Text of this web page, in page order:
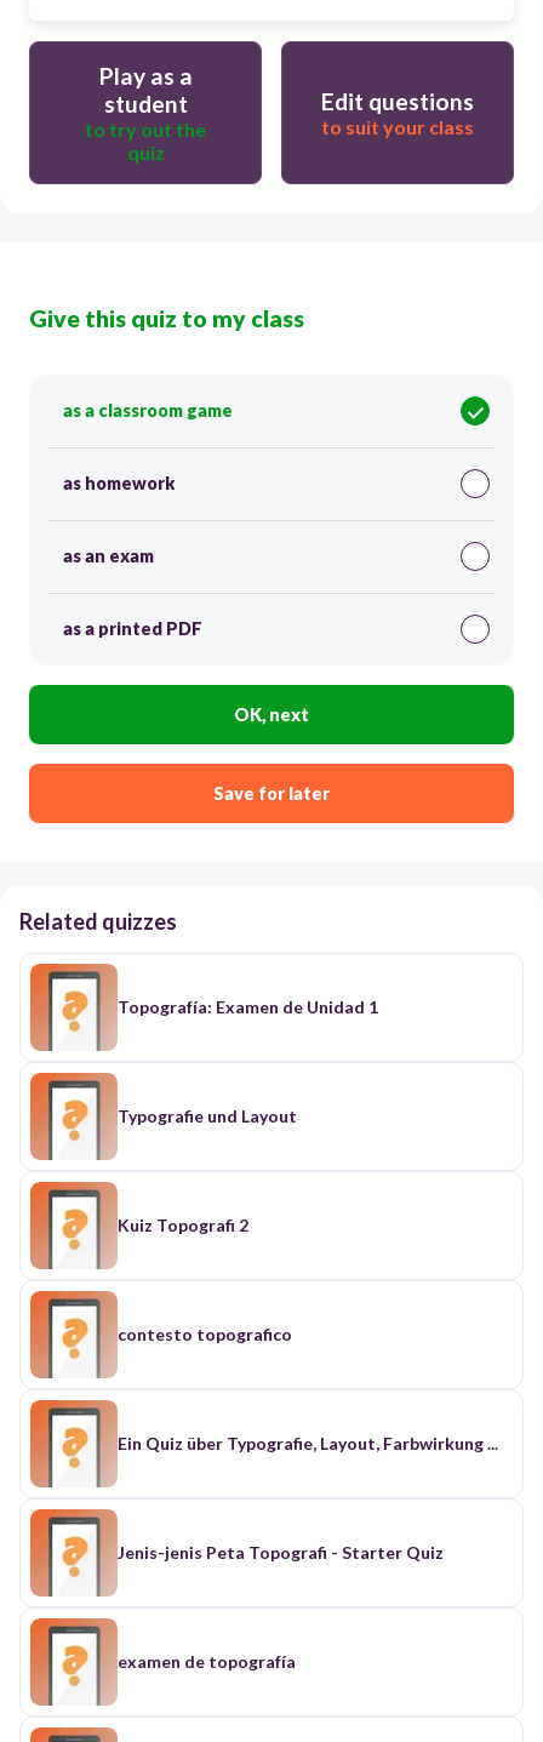
Play as a
student
to try out the
quiz
Edit questions
to suit your class
Give this quiz to my class
as a classroom game
as homework
as an exam
as a printed PDF
OK, next
Save for later
Related quizzes
Topografía: Examen de Unidad 1
Typografie und Layout
Kuiz Topografi 2
contesto topografico
Ein Quiz über Typografie, Layout, Farbwirkung ...
Jenis-jenis Peta Topografi - Starter Quiz
examen de topografía